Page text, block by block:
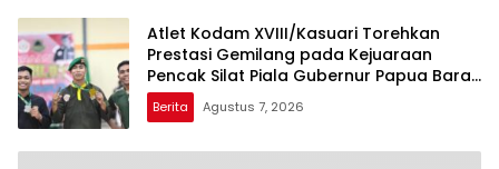
Atlet Kodam XVIII/Kasuari Torehkan
Prestasi Gemilang pada Kejuaraan
Pencak Silat Piala Gubernur Papua Barat
Daya 2026
Berita Agustus 7, 2026